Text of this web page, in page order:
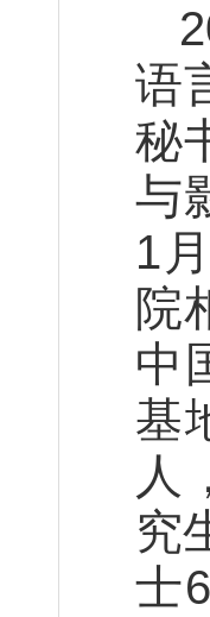
语
秘
与
1
院
中
基
人
究
士